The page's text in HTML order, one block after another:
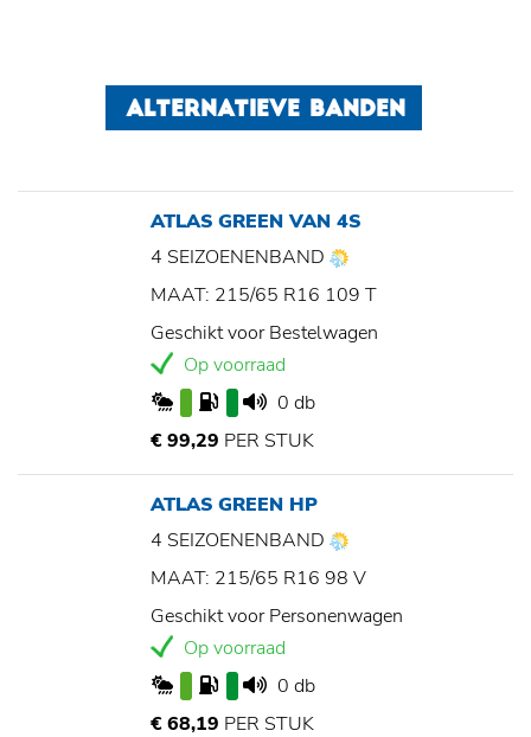
ALTERNATIEVE BANDEN
ATLAS GREEN VAN 4S
4 SEIZOENENBAND
MAAT: 215/65 R16 109 T
Geschikt voor Bestelwagen
Op voorraad
0 db
€ 99,29 PER STUK
ATLAS GREEN HP
4 SEIZOENENBAND
MAAT: 215/65 R16 98 V
Geschikt voor Personenwagen
Op voorraad
0 db
€ 68,19 PER STUK